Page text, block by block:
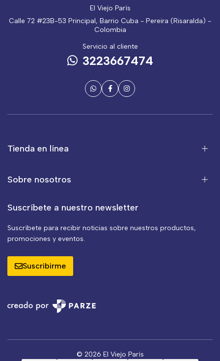
El Viejo París
Calle 72 #23B-53 Principal, Barrio Cuba - Pereira (Risaralda) -
Colombia
Servicio al cliente
3223667474
Tienda en línea
Sobre nosotros
Suscríbete a nuestro newsletter
Suscríbete para recibir noticias sobre nuestros productos,
promociones y eventos.
Suscribirme
© 2026 El Viejo París